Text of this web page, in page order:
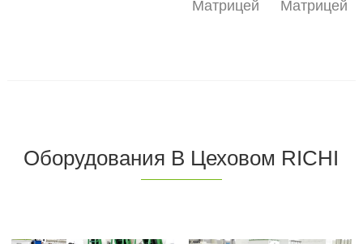
Матрицей Матрицей
Оборудования В Цеховом RICHI